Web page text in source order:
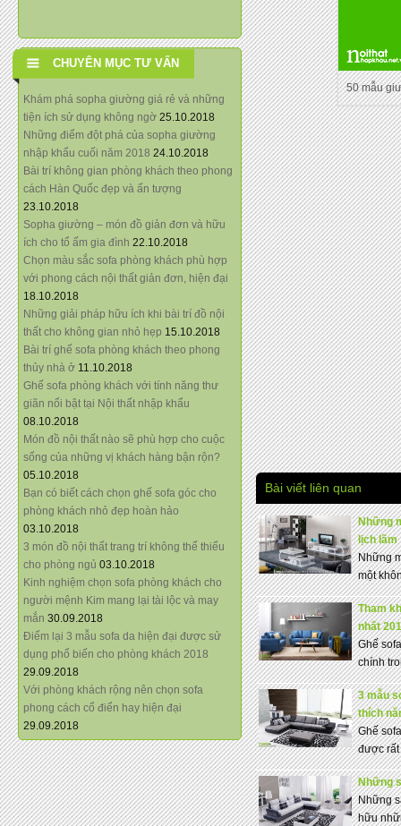
CHUYÊN MỤC TƯ VẤN
Khám phá sopha giường giá rẻ và những
tiện ích sử dụng không ngờ 25.10.2018
Những điểm đột phá của sopha giường
nhập khẩu cuối năm 2018 24.10.2018
Bài trí không gian phòng khách theo phong
cách Hàn Quốc đẹp và ấn tượng
23.10.2018
Sopha giường – món đồ giản đơn và hữu
ích cho tổ ấm gia đình 22.10.2018
Chọn màu sắc sofa phòng khách phù hợp
với phong cách nội thất giản đơn, hiện đại
18.10.2018
Những giải pháp hữu ích khi bài trí đồ nội
thất cho không gian nhỏ hẹp 15.10.2018
Bài trí ghế sofa phòng khách theo phong
thủy nhà ở 11.10.2018
Ghế sofa phòng khách với tính năng thư
giãn nổi bật tại Nội thất nhập khẩu
08.10.2018
Món đồ nội thất nào sẽ phù hợp cho cuộc
sống của những vị khách hàng bận rộn?
05.10.2018
Bạn có biết cách chọn ghế sofa góc cho
phòng khách nhỏ đẹp hoàn hảo
03.10.2018
3 món đồ nội thất trang trí không thể thiếu
cho phòng ngủ 03.10.2018
Kinh nghiệm chọn sofa phòng khách cho
người mệnh Kim mang lại tài lộc và may
mắn 30.09.2018
Điểm lại 3 mẫu sofa da hiện đại được sử
dụng phổ biến cho phòng khách 2018
29.09.2018
Với phòng khách rộng nên chọn sofa
phong cách cổ điển hay hiện đại
29.09.2018
50 mẫu
Bài viết liên quan
Những
lịch lãm
Những
một
Tham
nhất
Ghế
chính
3 mẫu
thích
Ghế
được rất
Những
Những
hữu